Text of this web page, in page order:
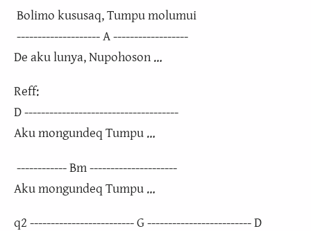
Bolimo kususaq, Tumpu molumui
-------------------- A ------------------
De aku lunya, Nupohoson …
Reff:
D -------------------------------------
Aku mongundeq Tumpu …
------------ Bm ---------------------
Aku mongundeq Tumpu …
q2 ------------------------- G ------------------------- D